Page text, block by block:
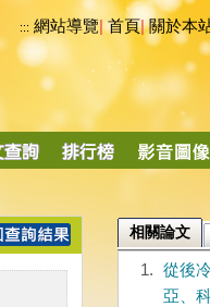
::: 網站導覽|首頁|關於本
相關論文
1.
從後
亞、